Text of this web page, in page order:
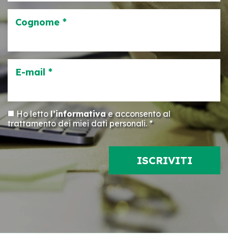
Cognome *
E-mail *
Ho lettol’informativae acconsento al
trattamento dei miei dati personali. *